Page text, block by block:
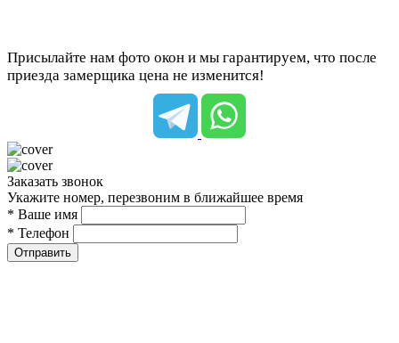
Присылайте нам фото окон и мы гарантируем, что после
приезда замерщика цена не изменится!
Заказать звонок
Укажите номер, перезвоним в ближайшее время
* Ваше имя
* Телефон
Отправить